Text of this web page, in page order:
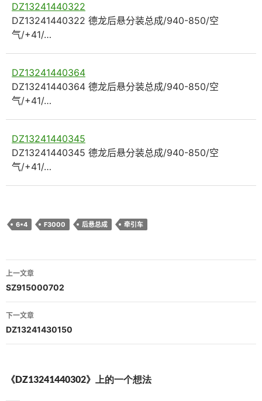
DZ13241440322
DZ13241440322 德龙后悬分装总成/940-850/空
气/+41/…
DZ13241440364
DZ13241440364 德龙后悬分装总成/940-850/空
气/+41/…
DZ13241440345
DZ13241440345 德龙后悬分装总成/940-850/空
气/+41/…
6*4 F3000 后悬总成 牵引车
文
章
导
航
上一文章
SZ915000702
下一文章
DZ13241430150
《DZ13241440302》上的一个想法